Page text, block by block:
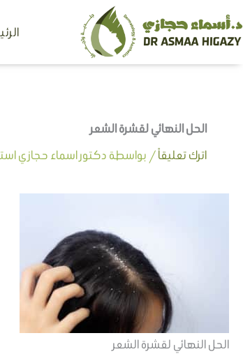
تخطي
إلى
الحل النهائي لقشرة الشعر
اترك تعليقاً/ بواسطة دكتور اسماء حجازي
الحل النهائي لقشرة الشعر